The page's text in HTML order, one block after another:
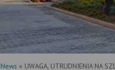
News » UWAGA, UTRUDNIENIA NA